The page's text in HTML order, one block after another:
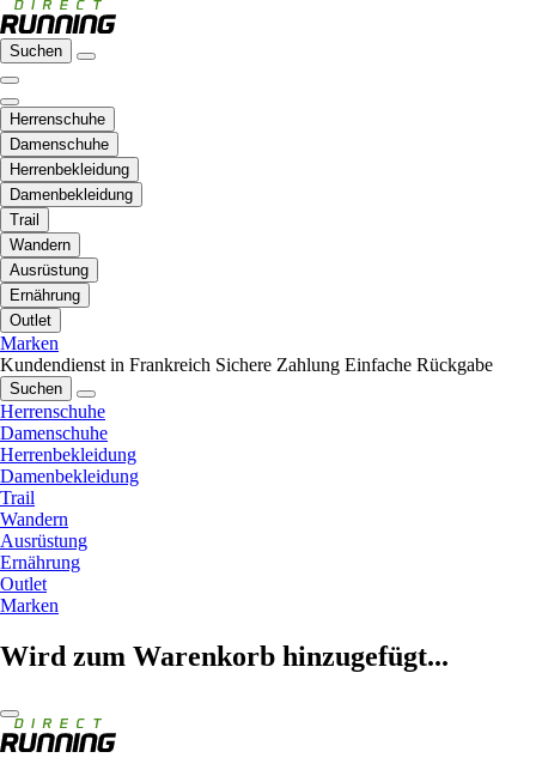
Suchen
Herrenschuhe
Damenschuhe
Herrenbekleidung
Damenbekleidung
Trail
Wandern
Ausrüstung
Ernährung
Outlet
Marken
Kundendienst in Frankreich Sichere Zahlung Einfache Rückgabe
Suchen
Herrenschuhe
Damenschuhe
Herrenbekleidung
Damenbekleidung
Trail
Wandern
Ausrüstung
Ernährung
Outlet
Marken
Wird zum Warenkorb hinzugefügt...